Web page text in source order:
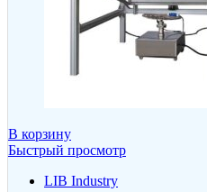
В корзину
Быстрый просмотр
LIB Industry